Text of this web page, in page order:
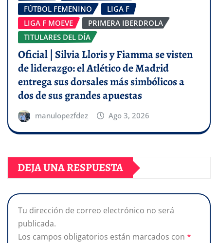
FÚTBOL FEMENINO
LIGA F
LIGA F MOEVE
PRIMERA IBERDROLA
TITULARES DEL DÍA
Oficial | Silvia Lloris y Fiamma se visten
de liderazgo: el Atlético de Madrid
entrega sus dorsales más simbólicos a
dos de sus grandes apuestas
manulopezfdez Ago 3, 2026
DEJA UNA RESPUESTA
Tu dirección de correo electrónico no será
publicada.
Los campos obligatorios están marcados con *